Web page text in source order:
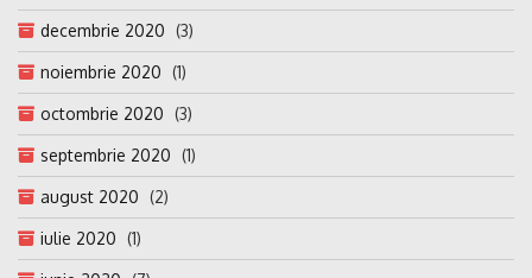
decembrie 2020 (3)
noiembrie 2020 (1)
octombrie 2020 (3)
septembrie 2020 (1)
august 2020 (2)
iulie 2020 (1)